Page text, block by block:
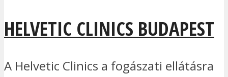
HELVETIC CLINICS BUDAPEST
A Helvetic Clinics a fogászati ellátásra